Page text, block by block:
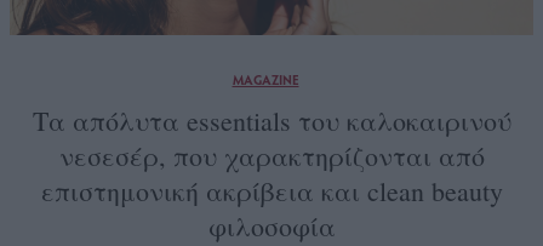
MAGAZINE
Τα απόλυτα essentials του καλοκαιρινού
νεσεσέρ, που χαρακτηρίζονται από
επιστημονική ακρίβεια και clean beauty
φιλοσοφία